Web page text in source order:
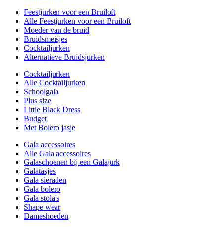
Feestjurken voor een Bruiloft
Alle Feestjurken voor een Bruiloft
Moeder van de bruid
Bruidsmeisjes
Cocktailjurken
Alternatieve Bruidsjurken
Cocktailjurken
Alle Cocktailjurken
Schoolgala
Plus size
Little Black Dress
Budget
Met Bolero jasje
Gala accessoires
Alle Gala accessoires
Galaschoenen bij een Galajurk
Galatasjes
Gala sieraden
Gala bolero
Gala stola's
Shape wear
Dameshoeden